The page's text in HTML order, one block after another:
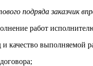
подряда заказчик
работ
качество выполняемой